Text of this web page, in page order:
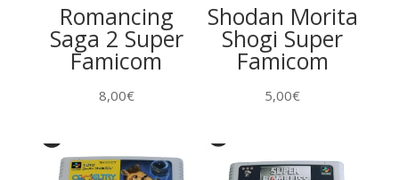
Romancing
Saga 2 Super
Famicom
8,00€
Shodan Morita
Shogi Super
Famicom
5,00€